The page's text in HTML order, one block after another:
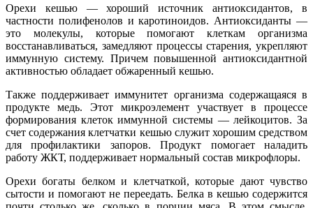
Орехи кешью — хороший источник антиоксидантов, в
частности полифенолов и каротиноидов. Антиоксиданты —
это молекулы, которые помогают клеткам организма
восстанавливаться, замедляют процессы старения, укрепляют
иммунную систему. Причем повышенной антиоксидантной
активностью обладает обжаренный кешью.
Также поддерживает иммунитет организма содержащаяся в
продукте медь. Этот микроэлемент участвует в процессе
формирования клеток иммунной системы — лейкоцитов. За
счет содержания клетчатки кешью служит хорошим средством
для профилактики запоров. Продукт помогает наладить
работу ЖКТ, поддерживает нормальный состав микрофлоры.
Орехи богаты белком и клетчаткой, которые дают чувство
сытости и помогают не переедать. Белка в кешью содержится